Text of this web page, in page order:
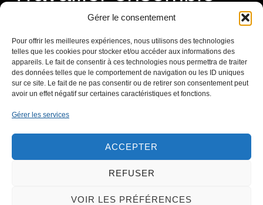
Gérer le consentement
Pour offrir les meilleures expériences, nous utilisons des technologies
telles que les cookies pour stocker et/ou accéder aux informations des
appareils. Le fait de consentir à ces technologies nous permettra de traiter
des données telles que le comportement de navigation ou les ID uniques
sur ce site. Le fait de ne pas consentir ou de retirer son consentement peut
avoir un effet négatif sur certaines caractéristiques et fonctions.
Gérer les services
ACCEPTER
REFUSER
VOIR LES PRÉFÉRENCES
ensemble ?
CONTACTEZ-NOUS